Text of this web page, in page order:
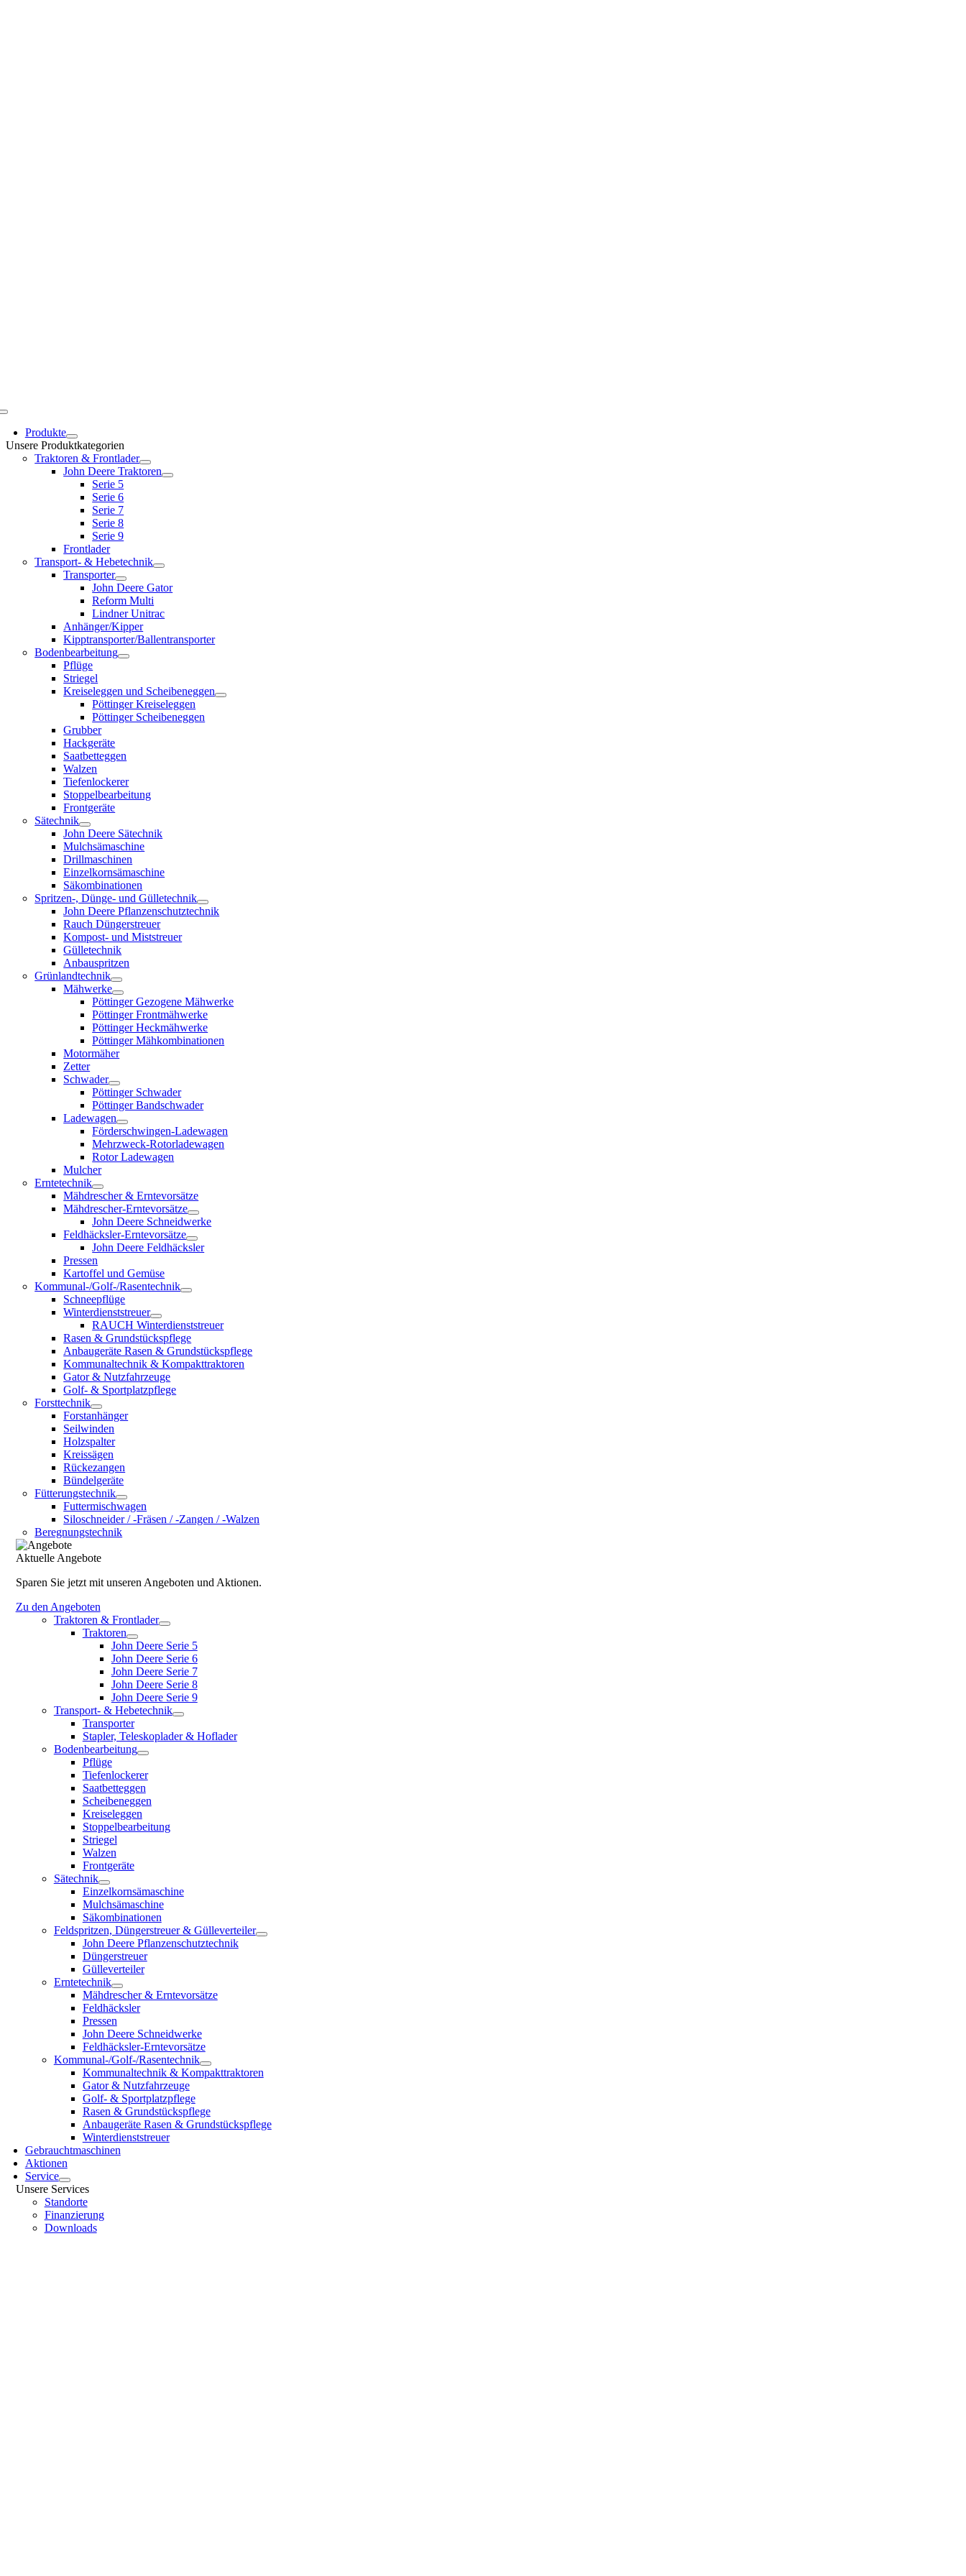
Toggle
NavigationProdukte
Unsere Produktkategorien
Traktoren & Frontlader
John Deere Traktoren
Serie 5
Serie 6
Serie 7
Serie 8
Serie 9
Frontlader
Transport- & Hebetechnik
Transporter
John Deere Gator
Reform Multi
Lindner Unitrac
Anhänger/Kipper
Kipptransporter/Ballentransporter
Bodenbearbeitung
Pflüge
Striegel
Kreiseleggen und Scheibeneggen
Pöttinger Kreiseleggen
Pöttinger Scheibeneggen
Grubber
Hackgeräte
Saatbetteggen
Walzen
Tiefenlockerer
Stoppelbearbeitung
Frontgeräte
Sätechnik
John Deere Sätechnik
Mulchsämaschine
Drillmaschinen
Einzelkornsämaschine
Säkombinationen
Spritzen-, Dünge- und Gülletechnik
John Deere Pflanzenschutztechnik
Rauch Düngerstreuer
Kompost- und Miststreuer
Gülletechnik
Anbauspritzen
Grünlandtechnik
Mähwerke
Pöttinger Gezogene Mähwerke
Pöttinger Frontmähwerke
Pöttinger Heckmähwerke
Pöttinger Mähkombinationen
Motormäher
Zetter
Schwader
Pöttinger Schwader
Pöttinger Bandschwader
Ladewagen
Förderschwingen-Ladewagen
Mehrzweck-Rotorladewagen
Rotor Ladewagen
Mulcher
Erntetechnik
Mähdrescher & Erntevorsätze
Mähdrescher-Erntevorsätze
John Deere Schneidwerke
Feldhäcksler-Erntevorsätze
John Deere Feldhäcksler
Pressen
Kartoffel und Gemüse
Kommunal-/Golf-/Rasentechnik
Schneepflüge
Winterdienststreuer
RAUCH Winterdienststreuer
Rasen & Grundstückspflege
Anbaugeräte Rasen & Grundstückspflege
Kommunaltechnik & Kompakttraktoren
Gator & Nutzfahrzeuge
Golf- & Sportplatzpflege
Forsttechnik
Forstanhänger
Seilwinden
Holzspalter
Kreissägen
Rückezangen
Bündelgeräte
Fütterungstechnik
Futtermischwagen
Siloschneider / -Fräsen / -Zangen / -Walzen
Beregnungstechnik
Aktuelle Angebote
Sparen Sie jetzt mit unseren Angeboten und Aktionen.
Zu den Angeboten
Traktoren & Frontlader
Traktoren
John Deere Serie 5
John Deere Serie 6
John Deere Serie 7
John Deere Serie 8
John Deere Serie 9
Transport- & Hebetechnik
Transporter
Stapler, Teleskoplader & Hoflader
Bodenbearbeitung
Pflüge
Tiefenlockerer
Saatbetteggen
Scheibeneggen
Kreiseleggen
Stoppelbearbeitung
Striegel
Walzen
Frontgeräte
Sätechnik
Einzelkornsämaschine
Mulchsämaschine
Säkombinationen
Feldspritzen, Düngerstreuer & Gülleverteiler
John Deere Pflanzenschutztechnik
Düngerstreuer
Gülleverteiler
Erntetechnik
Mähdrescher & Erntevorsätze
Feldhäcksler
Pressen
John Deere Schneidwerke
Feldhäcksler-Erntevorsätze
Kommunal-/Golf-/Rasentechnik
Kommunaltechnik & Kompakttraktoren
Gator & Nutzfahrzeuge
Golf- & Sportplatzpflege
Rasen & Grundstückspflege
Anbaugeräte Rasen & Grundstückspflege
Winterdienststreuer
Gebrauchtmaschinen
Aktionen
Service
Unsere Services
Standorte
Finanzierung
Downloads